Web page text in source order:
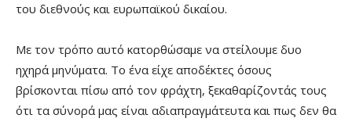
του διεθνούς και ευρωπαϊκού δικαίου.
Με τον τρόπο αυτό κατορθώσαμε να στείλουμε δυο
ηχηρά μηνύματα. Το ένα είχε αποδέκτες όσους
βρίσκονται πίσω από τον φράχτη, ξεκαθαρίζοντάς τους
ότι τα σύνορά μας είναι αδιαπραγμάτευτα και πως δεν θα